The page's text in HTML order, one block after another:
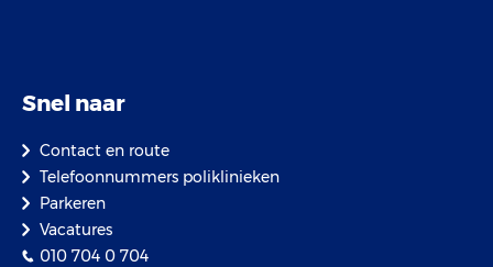
Snel naar
Contact en route
Telefoonnummers poliklinieken
Parkeren
Vacatures
010 704 0 704